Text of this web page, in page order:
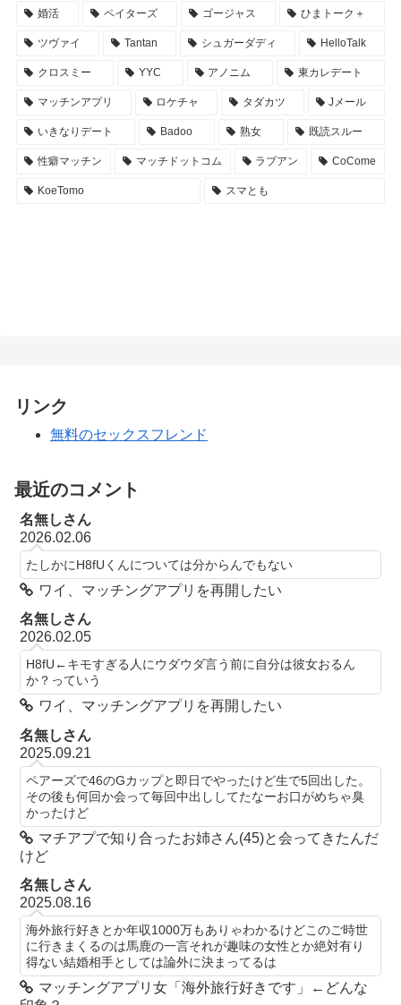
婚活 ペイターズ ゴージャス ひまトーク＋
ツヴァイ Tantan シュガーダディ HelloTalk
クロスミー YYC アノニム 東カレデート
マッチンアプリ ロケチャ タダカツ Jメール
いきなりデート Badoo 熟女 既読スルー
性癖マッチン マッチドットコム ラブアン CoCome
KoeTomo スマとも
リンク
無料のセックスフレンド
最近のコメント
名無しさん
2026.02.06
たしかにH8fUくんについては分からんでもない
ワイ、マッチングアプリを再開したい
名無しさん
2026.02.05
H8fU←キモすぎる人にウダウダ言う前に自分は彼女おるん
か？っていう
ワイ、マッチングアプリを再開したい
名無しさん
2025.09.21
ペアーズで46のGカップと即日でやったけど生で5回出した。
その後も何回か会って毎回中出ししてたなーお口がめちゃ臭
かったけど
マチアプで知り合ったお姉さん(45)と会ってきたんだ
けど
名無しさん
2025.08.16
海外旅行好きとか年収1000万もありゃわかるけどこのご時世
に行きまくるのは馬鹿の一言それが趣味の女性とか絶対有り
得ない結婚相手としては論外に決まってるは
マッチングアプリ女「海外旅行好きです」←どんな